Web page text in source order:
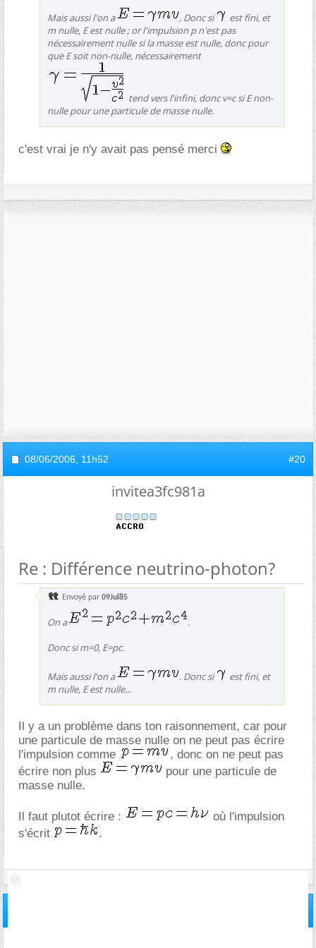
Mais aussi l'on a . Donc si
est fini, et
m nulle, E est nulle ; or l'impulsion p n'est pas
nécessairement nulle si la masse est nulle, donc pour
que E soit non-nulle, nécessairement
tend vers l'infini, donc v=c si E non-
nulle pour une particule de masse nulle.
c'est vrai je n'y avait pas pensé merci
08/06/2006, 11h52 #20
invitea3fc981a
Re : Différence neutrino-photon?
Envoyé par 09Jul85
On a
.
Donc si m=0, E=pc.
Mais aussi l'on a . Donc si
est fini, et
m nulle, E est nulle...
Il y a un problème dans ton raisonnement, car pour
une particule de masse nulle on ne peut pas écrire
l'impulsion comme
, donc on ne peut pas
écrire non plus
pour une particule de
masse nulle.
Il faut plutot écrire :
où l'impulsion
s'écrit
.